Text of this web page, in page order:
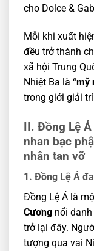
cho Dolce &
Mỗi khi xuất
đều trở thành
xã hội Trung
Nhiệt Ba là “mỹ
trong giới giải
II. Đồng Lệ Á
nhan bạc
nhân tan vỡ
1. Đồng Lệ Á
Đồng Lệ Á là
Cương nổi
trở lại đây.
tượng qua vai